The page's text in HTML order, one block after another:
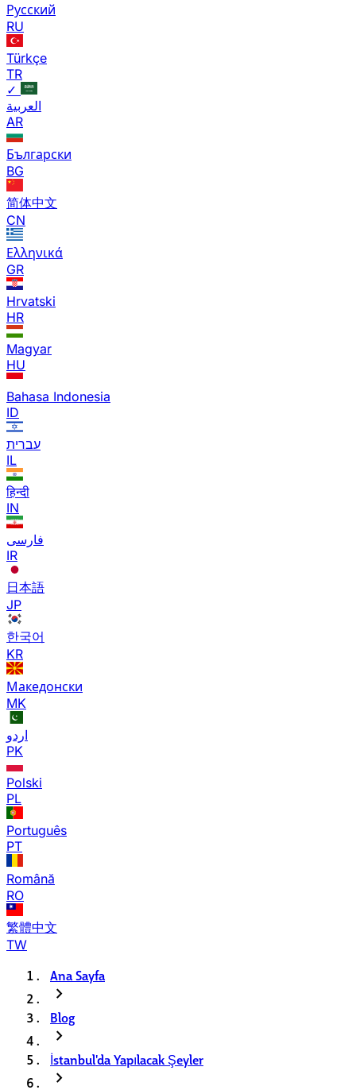
Русский
RU
Türkçe
TR
✓
العربية
AR
Български
BG
简体中文
CN
Ελληνικά
GR
Hrvatski
HR
Magyar
HU
Bahasa Indonesia
ID
עברית
IL
हिन्दी
IN
فارسی
IR
日本語
JP
한국어
KR
Македонски
MK
اردو
PK
Polski
PL
Português
PT
Română
RO
繁體中文
TW
Ana Sayfa
chevron_right
Blog
chevron_right
İstanbul'da Yapılacak Şeyler
chevron_right